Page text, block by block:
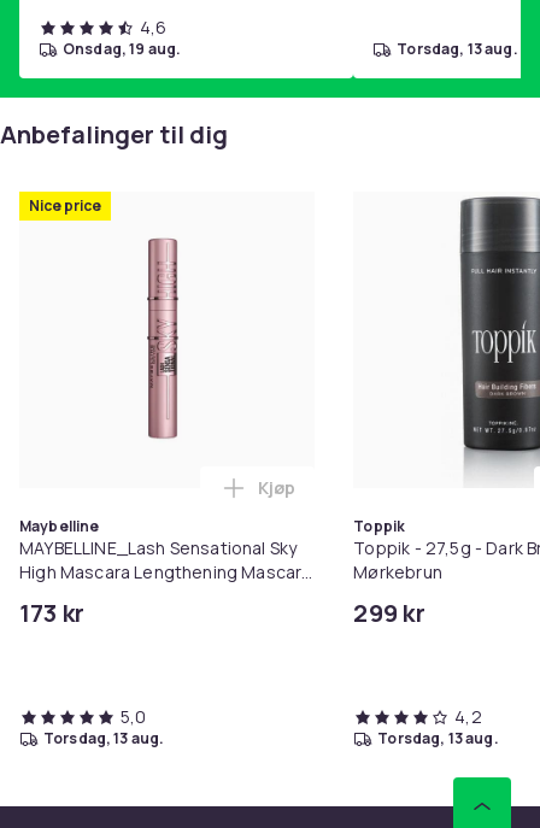
4,6
onsdag, 19 aug. torsdag, 13 aug.
Anbefalinger til dig
Nice price
Maybelline
MAYBELLINE_Lash Sensational Sky
High Mascara Lengthening Mascara
173 kr
Legg MAYBELLINE_Lash
Kjøp
5,0
torsdag, 13 aug.
Toppik
Toppik - 27,5g - Dark
Mørkebrun
299 kr
4,2
torsdag, 13 aug.